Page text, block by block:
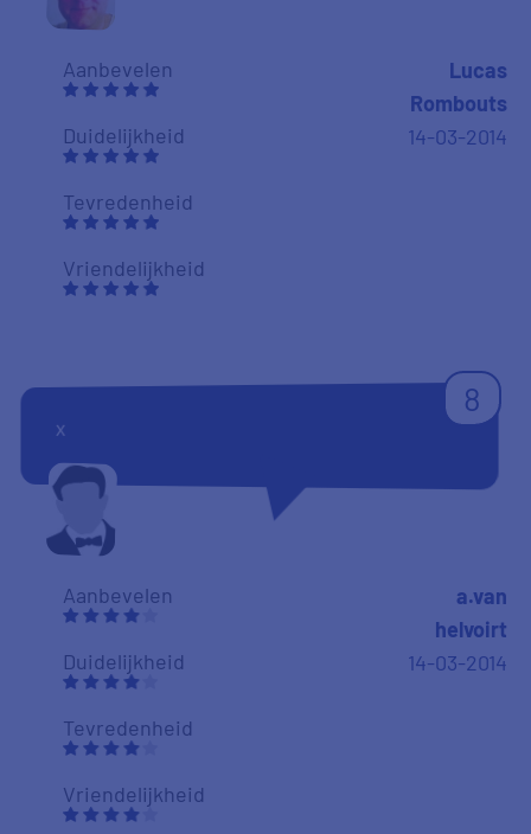
Aanbevelen
Duidelijkheid
Tevredenheid
Vriendelijkheid
Lucas
Rombouts
14-03-2014
8
x
Aanbevelen
Duidelijkheid
Tevredenheid
Vriendelijkheid
a.van
helvoirt
14-03-2014